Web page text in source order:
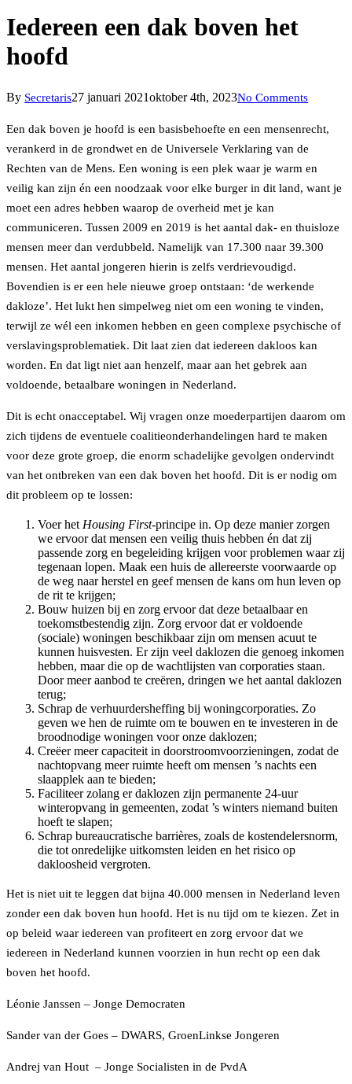
Iedereen een dak boven het
hoofd
By Secretaris27 januari 2021oktober 4th, 2023No Comments
Een dak boven je hoofd is een basisbehoefte en een mensenrecht,
verankerd in de grondwet en de Universele Verklaring van de
Rechten van de Mens. Een woning is een plek waar je warm en
veilig kan zijn én een noodzaak voor elke burger in dit land, want je
moet een adres hebben waarop de overheid met je kan
communiceren. Tussen 2009 en 2019 is het aantal dak- en thuisloze
mensen meer dan verdubbeld. Namelijk van 17.300 naar 39.300
mensen. Het aantal jongeren hierin is zelfs verdrievoudigd.
Bovendien is er een hele nieuwe groep ontstaan: ‘de werkende
dakloze’. Het lukt hen simpelweg niet om een woning te vinden,
terwijl ze wél een inkomen hebben en geen complexe psychische of
verslavingsproblematiek. Dit laat zien dat iedereen dakloos kan
worden. En dat ligt niet aan henzelf, maar aan het gebrek aan
voldoende, betaalbare woningen in Nederland.
Dit is echt onacceptabel. Wij vragen onze moederpartijen daarom om
zich tijdens de eventuele coalitieonderhandelingen hard te maken
voor deze grote groep, die enorm schadelijke gevolgen ondervindt
van het ontbreken van een dak boven het hoofd. Dit is er nodig om
dit probleem op te lossen:
Voer het Housing First-principe in. Op deze manier zorgen
we ervoor dat mensen een veilig thuis hebben én dat zij
passende zorg en begeleiding krijgen voor problemen waar zij
tegenaan lopen. Maak een huis de allereerste voorwaarde op
de weg naar herstel en geef mensen de kans om hun leven op
de rit te krijgen;
Bouw huizen bij en zorg ervoor dat deze betaalbaar en
toekomstbestendig zijn. Zorg ervoor dat er voldoende
(sociale) woningen beschikbaar zijn om mensen acuut te
kunnen huisvesten. Er zijn veel daklozen die genoeg inkomen
hebben, maar die op de wachtlijsten van corporaties staan.
Door meer aanbod te creëren, dringen we het aantal daklozen
terug;
Schrap de verhuurdersheffing bij woningcorporaties. Zo
geven we hen de ruimte om te bouwen en te investeren in de
broodnodige woningen voor onze daklozen;
Creëer meer capaciteit in doorstroomvoorzieningen, zodat de
nachtopvang meer ruimte heeft om mensen ’s nachts een
slaapplek aan te bieden;
Faciliteer zolang er daklozen zijn permanente 24-uur
winteropvang in gemeenten, zodat ’s winters niemand buiten
hoeft te slapen;
Schrap bureaucratische barrières, zoals de kostendelersnorm,
die tot onredelijke uitkomsten leiden en het risico op
dakloosheid vergroten.
Het is niet uit te leggen dat bijna 40.000 mensen in Nederland leven
zonder een dak boven hun hoofd. Het is nu tijd om te kiezen. Zet in
op beleid waar iedereen van profiteert en zorg ervoor dat we
iedereen in Nederland kunnen voorzien in hun recht op een dak
boven het hoofd.
Léonie Janssen – Jonge Democraten
Sander van der Goes – DWARS, GroenLinkse Jongeren
Andrej van Hout – Jonge Socialisten in de PvdA